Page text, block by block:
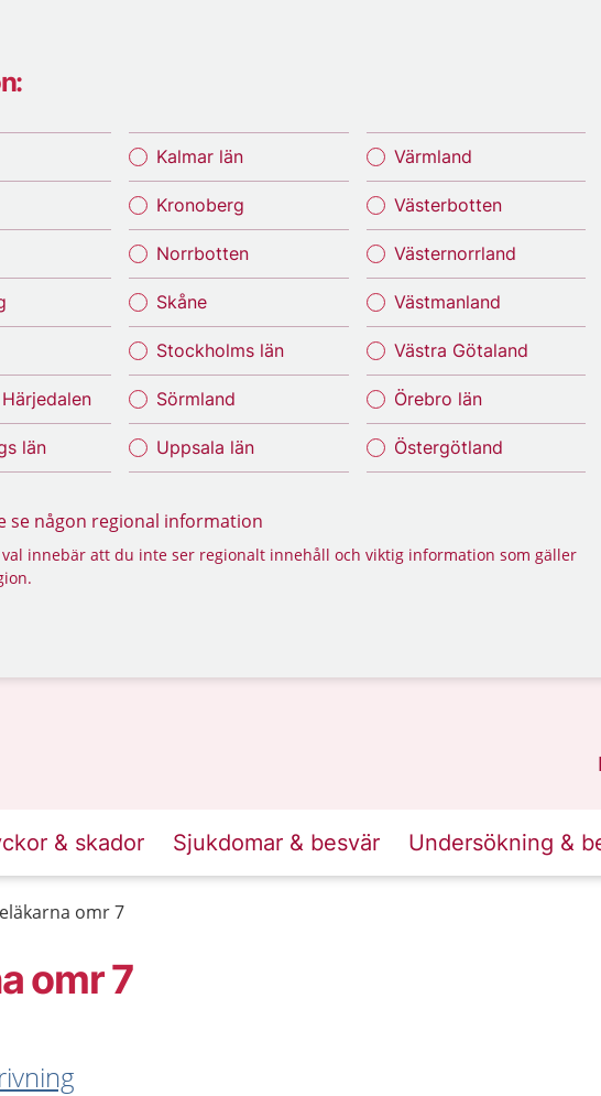
län
Kalmar län
Kronoberg
Norrbotten
Skåne
Stockholms län
Sörmland
Uppsala län
Värmland
Västerbotten
Västernorrland
Västmanland
Västra Götaland
Örebro län
Östergötland
se någon regional information
val innebär att du inte ser regionalt innehåll och viktig information som gäller
& skador Sjukdomar & besvär Undersökning &
omr 7
omr 7